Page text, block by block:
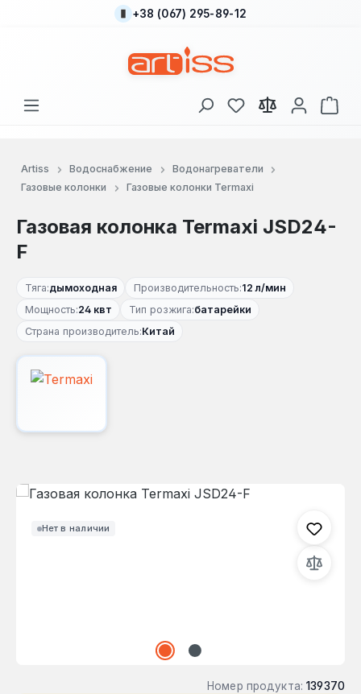
Перейти к основному содержанию
+38 (067) 295-89-12
У вас есть товары
В
Artiss Водоснабжение
Водонагреватели
Газовые колонки
Газовые колонки Termaxi
Газовая колонка Termaxi JSD24-
F
Тяга:дымоходная Производительность:12 л/мин
Мощность:24 квт Тип розжига:батарейки
Страна производитель:Китай
Нет в наличии
Пропустить галерею изображений
Номер продукта: 139370